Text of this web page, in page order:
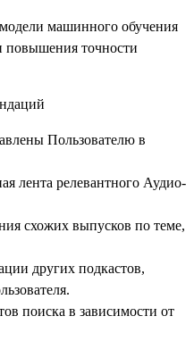
машинного обучения
повышения точности
Пользователю в
лента релевантного Аудио-
схожих выпусков по теме,
других подкастов,
поиска в зависимости от